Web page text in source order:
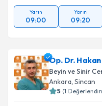
Yarın
09:00
Yarın
09:20
Op. Dr.
Beyin ve Sinir
Ankara, Sincan
5 (1